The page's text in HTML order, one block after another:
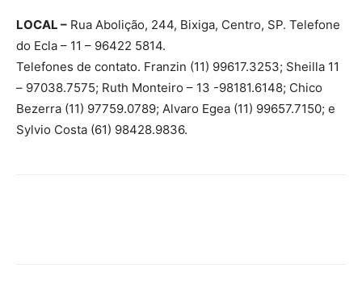
LOCAL – Rua Abolição, 244, Bixiga, Centro, SP. Telefone
do Ecla – 11 – 96422 5814.
Telefones de contato. Franzin (11) 99617.3253; Sheilla 11
– 97038.7575; Ruth Monteiro – 13 -98181.6148; Chico
Bezerra (11) 97759.0789; Alvaro Egea (11) 99657.7150; e
Sylvio Costa (61) 98428.9836.